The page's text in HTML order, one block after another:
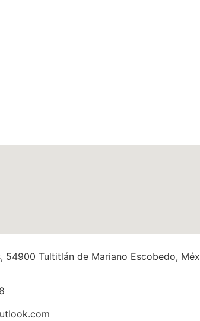
54900 Tultitlán de Mariano Escobedo, Méx